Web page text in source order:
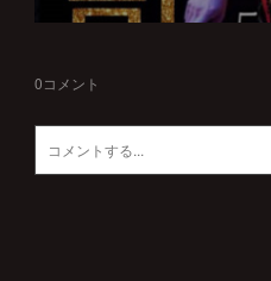
0コメント